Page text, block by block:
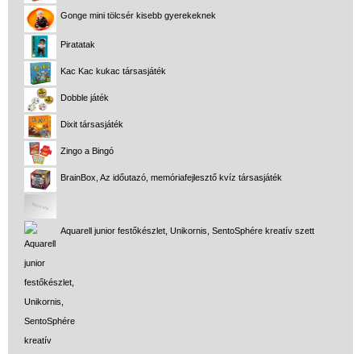
Gonge mini tölcsér kisebb gyerekeknek
Piratatak
Kac Kac kukac társasjáték
Dobble játék
Dixit társasjáték
Zingo a Bingó
BrainBox, Az időutazó, memóriafejlesztő kvíz társasjáték
Aquarell junior festőkészlet, Unikornis, SentoSphére kreatív szett